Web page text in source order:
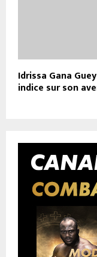
Idrissa Gana
indice sur son